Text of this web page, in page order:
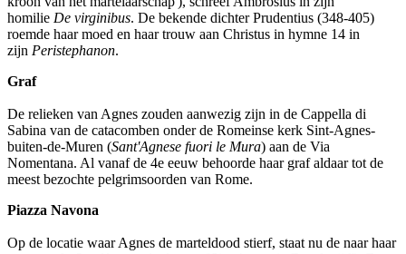
homilie De virginibus. De bekende dichter Prudentius (348-405)
roemde haar moed en haar trouw aan Christus in hymne 14 in
zijn Peristephanon.
Graf
De relieken van Agnes zouden aanwezig zijn in de Cappella di
Sabina van de catacomben onder de Romeinse kerk Sint-Agnes-
buiten-de-Muren (Sant'Agnese fuori le Mura) aan de Via
Nomentana. Al vanaf de 4e eeuw behoorde haar graf aldaar tot de
meest bezochte pelgrimsoorden van Rome.
Piazza Navona
Op de locatie waar Agnes de marteldood stierf, staat nu de naar haar